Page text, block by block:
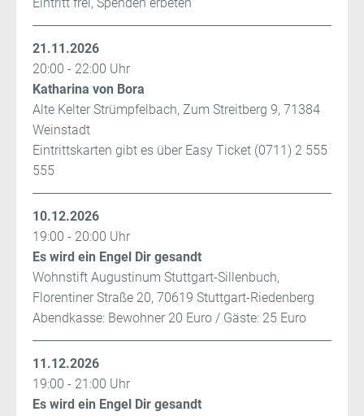
21.11.2026
20:00 - 22:00 Uhr
Eintrittskarten gibt es über Easy Ticket (0711) 2 555
555
Alte Kelter Strümpfelbach, Zum Streitberg 9, 71384
Weinstadt
Katharina von Bora
10.12.2026
19:00 - 20:00 Uhr
Abendkasse: Bewohner 20 Euro / Gäste: 25 Euro
Wohnstift Augustinum Stuttgart-Sillenbuch,
Florentiner Straße 20, 70619 Stuttgart-Riedenberg
Es wird ein Engel Dir gesandt
11.12.2026
19:00 - 21:00 Uhr
Es wird ein Engel Dir gesandt